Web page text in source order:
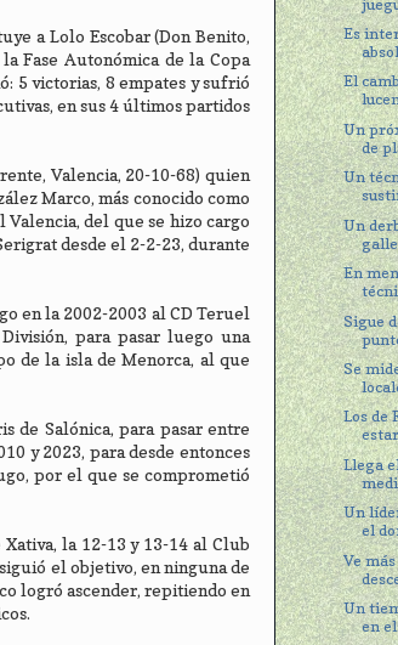
a Lolo Escobar (Don Benito,
Fase Autonómica de la Copa
5 victorias, 8 empates y sufrió
en sus 4 últimos partidos
Valencia, 20-10-68) quien
Marco, más conocido como
del que se hizo cargo
desde el 2-2-23, durante
en la 2002-2003 al CD Teruel
para pasar luego una
de la isla de Menorca, al que
de Salónica, para pasar entre
y 2023, para desde entonces
por el que se comprometió
la 12-13 y 13-14 al Club
el objetivo, en ninguna de
logró ascender, repitiendo en
Es
El
Un
de
Un
Un
En
Sigue
Se
Los de
Llega
Un
el
Ve
Un
en